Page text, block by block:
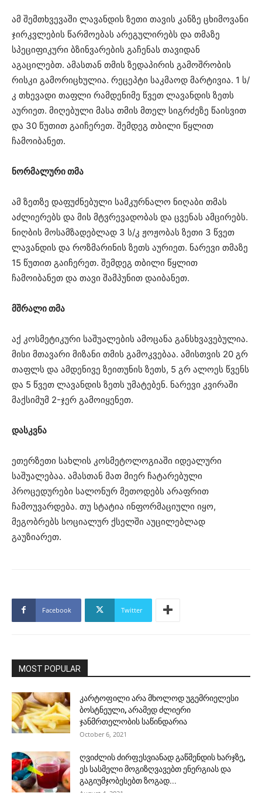
ამ შემთხვევაში ლავანდის ზეთი თავის კანზე ცხიმოვანი
ჯირკვლების წარმოებას არეგულირებს და თმაზე
სპეციფიკური ბზინვარების გაჩენას თავიდან
აგაცილებთ. ამასთან თმის ზედაპირის გამოშრობის
რისკი გამორიცხულია. რეცეპტი საკმაოდ მარტივია. 1 ს/
კ თხევადი თაფლი რამდენიმე წვეთ ლავანდის ზეთს
აურიეთ. მიღებული მასა თმის მთელ სიგრძეზე წაისვით
და 30 წუთით გაიჩერეთ. შემდეგ თბილი წყლით
ჩამოიბანეთ.
ნორმალური თმა
ამ ზეთზე დაფუძნებული სამკურნალო ნიღაბი თმას
აძლიერებს და მის მტვრევადობას და ცვენას ამცირებს.
ნიღბის მოსამზადებლად 3 ს/კ ჟოჟობას ზეთი 3 წვეთ
ლავანდის და როზმარინის ზეთს აურიეთ. ნარევი თმაზე
15 წუთით გაიჩერეთ. შემდეგ თბილი წყლით
ჩამოიბანეთ და თავი შამპუნით დაიბანეთ.
მშრალი თმა
აქ კოსმეტიკური საშუალების ამოცანა განსხვავებულია.
მისი მთავარი მიზანი თმის გამოკვებაა. ამისთვის 20 გრ
თაფლს და ამდენივე ზეითუნის ზეთს, 5 გრ ალოეს წვენს
და 5 წვეთ ლავანდის ზეთს უმატებენ. ნარევი კვირაში
მაქსიმუმ 2-ჯერ გამოიყენეთ.
დასკვნა
ეთერზეთი სახლის კოსმეტოლოგიაში იდეალური
საშუალებაა. ამასთან მათ მიერ ჩატარებული
პროცედურები სალონურ მეთოდებს არაფრით
ჩამოუვარდება. თუ სტატია ინფორმაციული იყო,
მეგობრებს სოციალურ ქსელში აუცილებლად
გაუზიარეთ.
Facebook Twitter
MOST POPULAR
კარტოფილი არა მხოლოდ უგემრიელესი
ბოსტნეული, არამედ ძლიერი
ჯანმრთელობის საწინდარია
October 6, 2021
ღვიძლის ძირფესვიანად გაწმენდის ხარჯზე,
ეს სასმელი მოგიზღვავებთ ენერგიას და
გაგიუმჯობესებთ ზოგად...